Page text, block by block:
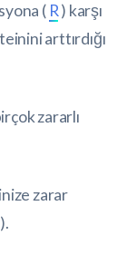
( R) karşı
arttırdığı
zararlı
zarar
).